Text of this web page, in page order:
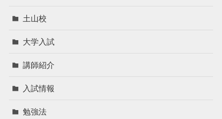
土山校
大学入試
講師紹介
入試情報
勉強法